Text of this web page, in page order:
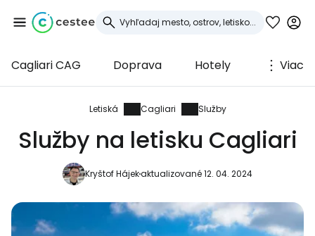
Cagliari CAG Doprava Hotely Viac
Letiská Cagliari Služby
Služby na letisku Cagliari
Kryštof Hájekaktualizované 12. 04. 2024
Prihláste sa do
služby Cestee
... celosvetovej komunity cestovateľov